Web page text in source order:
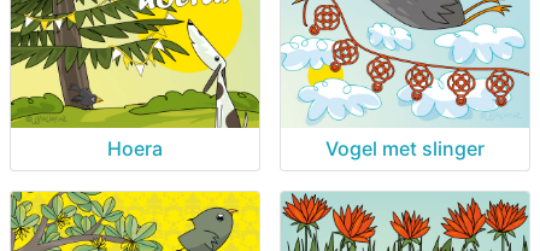
Hoera Vogel met slinger